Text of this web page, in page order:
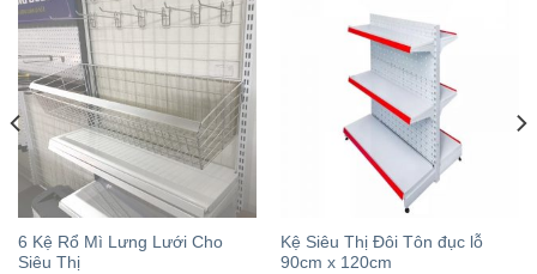
6 Kệ Rổ Mì Lưng Lưới Cho
Siêu Thị
Kệ Siêu Thị Đôi Tôn đục lỗ
90cm x 120cm